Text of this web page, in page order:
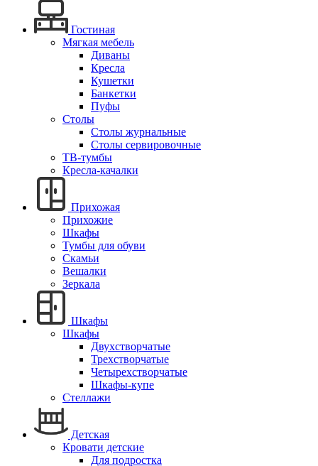
Гостиная
Мягкая мебель
Диваны
Кресла
Кушетки
Банкетки
Пуфы
Столы
Столы журнальные
Столы сервировочные
ТВ-тумбы
Кресла-качалки
Прихожая
Прихожие
Шкафы
Тумбы для обуви
Скамьи
Вешалки
Зеркала
Шкафы
Шкафы
Двухстворчатые
Трехстворчатые
Четырехстворчатые
Шкафы-купе
Стеллажи
Детская
Кровати детские
Для подростка